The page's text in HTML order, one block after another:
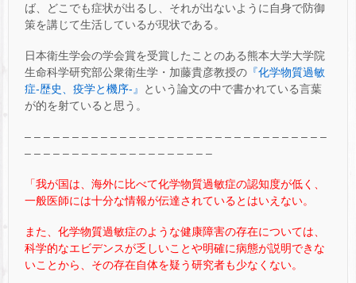
ば、どこでも症状が出るし、それが出ないように自身で防御
策を講じて生活しているが現状である。
日本衛生学会の学会賞を受賞したことのある熊本大学大学院
生命科学研究部公衆衛生学・加藤貴彦教授の 『化学物質過敏
症-歴史、疫学と機序-』
という論文の中で書かれている言葉
が的を射ていると思う。
– – – – – – – – – – – – – – – – – – – – – – – – – – – – – – – –
– – – – – – – – – – – – – – – – – – – –
「我が国は、海外に比べて化学物質過敏症の認知度が低く、
一般医師には十分な情報が伝達されているとはいえない。
また、化学物質過敏症のような健康障害の存在については、
科学的なエビデンスが乏しいことや明確に病態が説明できな
いことから、その存在自体を疑う研究者も少なくない。